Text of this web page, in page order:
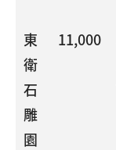
東
衛
石
雕
園
11,000